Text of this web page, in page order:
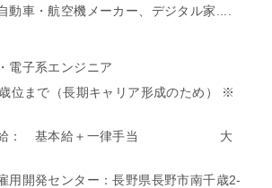
動車・航空機メーカー、デジタル家....
電子系エンジニア
位まで（長期キャリア形成のため） ※
給： 基本給＋一律手当 大
用開発センター：長野県長野市南千歳2-